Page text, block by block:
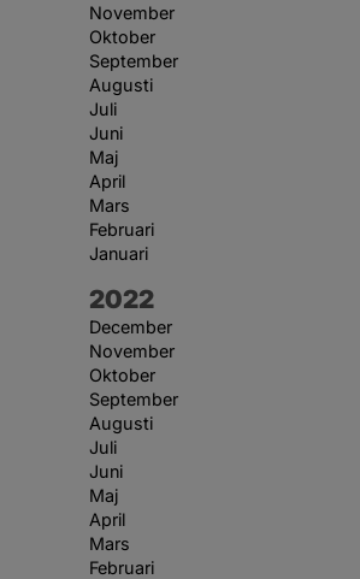
November
Oktober
September
Augusti
Juli
Juni
Maj
April
Mars
Februari
Januari
År:
2022
December
November
Oktober
September
Augusti
Juli
Juni
Maj
April
Mars
Februari